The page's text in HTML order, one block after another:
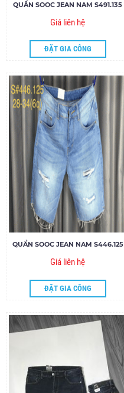
QUẦN SOOC JEAN NAM S491.135
Giá liên hệ
ĐẶT GIA CÔNG
QUẦN SOOC JEAN NAM S446.125
Giá liên hệ
ĐẶT GIA CÔNG